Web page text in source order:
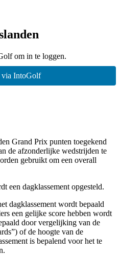
om in te loggen.
via IntoGolf
Grand Prix punten toegekend
de afzonderlijke wedstrijden te
gebruikt om een overall
een dagklassement opgesteld.
dagklassement wordt bepaald
een gelijke score hebben wordt
door vergelijking van de
of de hoogte van de
is bepalend voor het te